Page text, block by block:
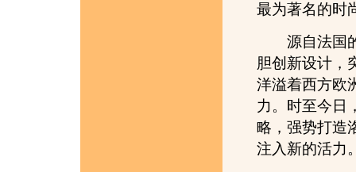
最为著名的时
源自法国
胆创新设计，
洋溢着西方欧
力。时至今日
略，强势打造
注入新的活力